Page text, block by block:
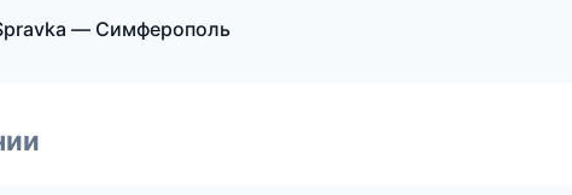
— Симферополь